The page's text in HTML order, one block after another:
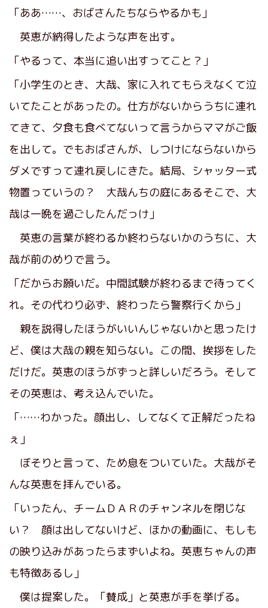
「ああ……、おばさんたちならやるかも」
英恵が納得したような声を出す。
「やるって、本当に追い出すってこと？」
「小学生のとき、大哉、家に入れてもらえなくて泣
いてたことがあったの。仕方がないからうちに連れ
てきて、夕食も食べてないって言うからママがご飯
を出して。でもおばさんが、しつけにならないから
ダメですって連れ戻しにきた。結局、シャッター式
物置っていうの？ 大哉んちの庭にあるそこで、大
哉は一晩を過ごしたんだっけ」
英恵の言葉が終わるか終わらないかのうちに、大
哉が前のめりで言う。
「だからお願いだ。中間試験が終わるまで待ってく
れ。その代わり必ず、終わったら警察行くから」
親を説得したほうがいいんじゃないかと思ったけ
ど、僕は大哉の親を知らない。この間、挨拶をした
だけだ。英恵のほうがずっと詳しいだろう。そして
その英恵は、考え込んでいた。
「……わかった。顔出し、してなくて正解だったね
ぇ」
ぼそりと言って、ため息をついていた。大哉がそ
んな英恵を拝んでいる。
「いったん、チームＤＡＲのチャンネルを閉じな
い？ 顔は出してないけど、ほかの動画に、もしも
の映り込みがあったらまずいよね。英恵ちゃんの声
も特徴あるし」
僕は提案した。「賛成」と英恵が手を挙げる。